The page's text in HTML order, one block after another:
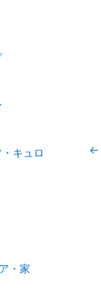
キュロ
・家
←